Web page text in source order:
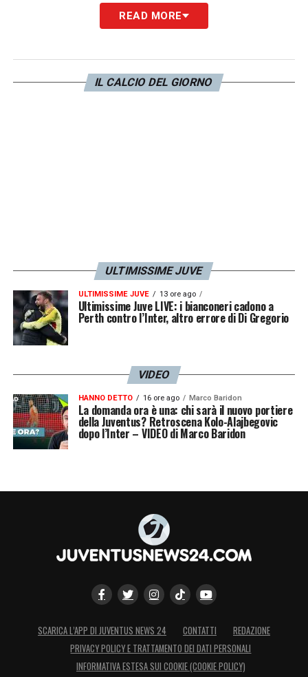
READ MORE
IL CALCIO DEL GIORNO
ULTIMISSIME JUVE
ULTIMISSIME JUVE 13 ore ago
Ultimissime Juve LIVE: i bianconeri cadono a
Perth contro l’Inter, altro errore di Di Gregorio
VIDEO
HANNO DETTO 16 ore ago Marco Baridon
La domanda ora è una: chi sarà il nuovo portiere
della Juventus? Retroscena Kolo-Alajbegovic
dopo l’Inter – VIDEO di Marco Baridon
SCARICA L’APP DI JUVENTUS NEWS 24 CONTATTI
REDAZIONE
PRIVACY POLICY E TRATTAMENTO DEI DATI PERSONALI
INFORMATIVA ESTESA SUI COOKIE (COOKIE POLICY)